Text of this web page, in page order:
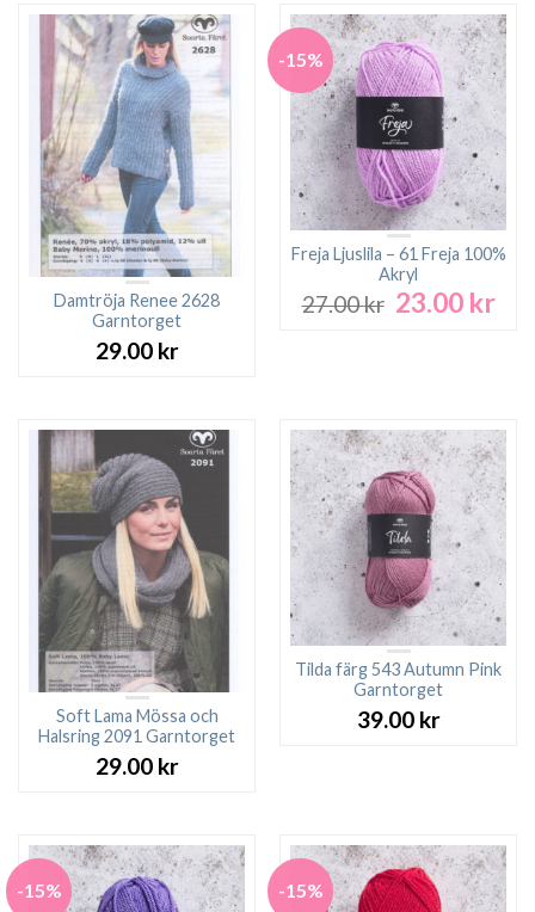
Damtröja Renee 2628
Garntorget
29.00 kr
-15%
Freja Ljuslila – 61 Freja 100%
Akryl
27.00kr Det
23.00 krDet
Soft Lama Mössa och
Halsring 2091 Garntorget
29.00 kr
Tilda färg 543 Autumn Pink
Garntorget
39.00 kr
-15% -15%